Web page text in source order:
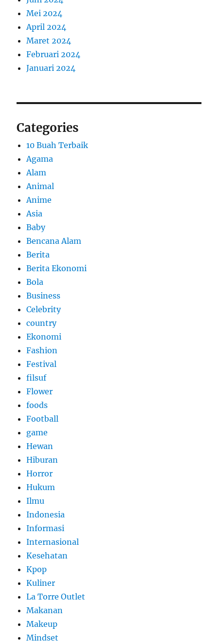
Mei 2024
April 2024
Maret 2024
Februari 2024
Januari 2024
Categories
10 Buah Terbaik
Agama
Alam
Animal
Anime
Asia
Baby
Bencana Alam
Berita
Berita Ekonomi
Bola
Business
Celebrity
country
Ekonomi
Fashion
Festival
filsuf
Flower
foods
Football
game
Hewan
Hiburan
Horror
Hukum
Ilmu
Indonesia
Informasi
Internasional
Kesehatan
Kpop
Kuliner
La Torre Outlet
Makanan
Makeup
Mindset